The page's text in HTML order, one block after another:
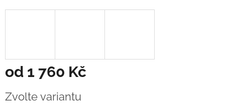
od 1 760 Kč
cena:
Zvolte variantu